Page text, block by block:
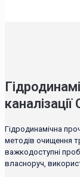
Гідродинамічна
методів очищення
важкодоступні
власноруч,